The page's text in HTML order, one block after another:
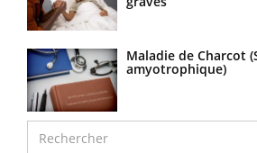
Maladie de Charcot
amyotrophique)